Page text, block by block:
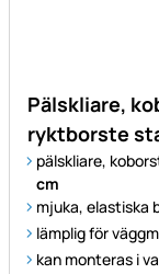
Pälskliare,
ryktborste
pälskliare,
cm
mjuka, elastiska
lämplig för
kan monteras i